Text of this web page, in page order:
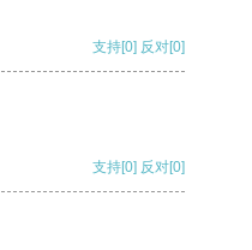
支持[0] 反对[0]
支持[0] 反对[0]